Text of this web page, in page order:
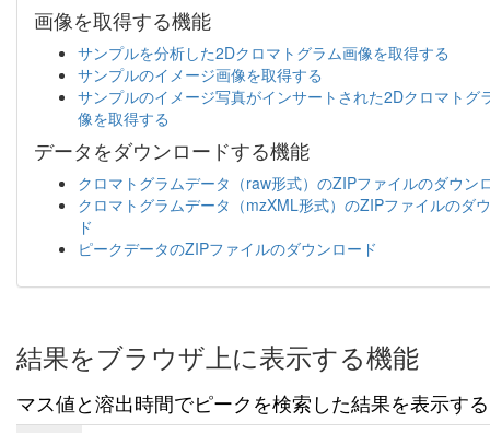
画像を取得する機能
サンプルを分析した2Dクロマトグラム画像を取得する
サンプルのイメージ画像を取得する
サンプルのイメージ写真がインサートされた2Dクロマトグ
像を取得する
データをダウンロードする機能
クロマトグラムデータ（raw形式）のZIPファイルのダウン
クロマトグラムデータ（mzXML形式）のZIPファイルのダ
ド
ピークデータのZIPファイルのダウンロード
結果をブラウザ上に表示する機能
マス値と溶出時間でピークを検索した結果を表示する